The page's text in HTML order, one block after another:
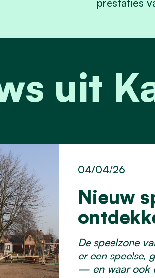
prestaties
uit
Nieuw
04/04/26
De speelzone
er een speelse,
— en waar ook